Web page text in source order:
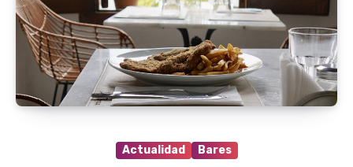
Actualidad Bares